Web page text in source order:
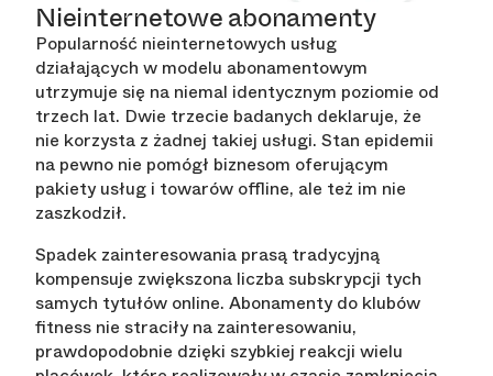
Nieinternetowe abonamenty
Popularność nieinternetowych usług
działających w modelu abonamentowym
utrzymuje się na niemal identycznym poziomie od
trzech lat. Dwie trzecie badanych deklaruje, że
nie korzysta z żadnej takiej usługi. Stan epidemii
na pewno nie pomógł biznesom oferującym
pakiety usług i towarów offline, ale też im nie
zaszkodził.
Spadek zainteresowania prasą tradycyjną
kompensuje zwiększona liczba subskrypcji tych
samych tytułów online. Abonamenty do klubów
fitness nie straciły na zainteresowaniu,
prawdopodobnie dzięki szybkiej reakcji wielu